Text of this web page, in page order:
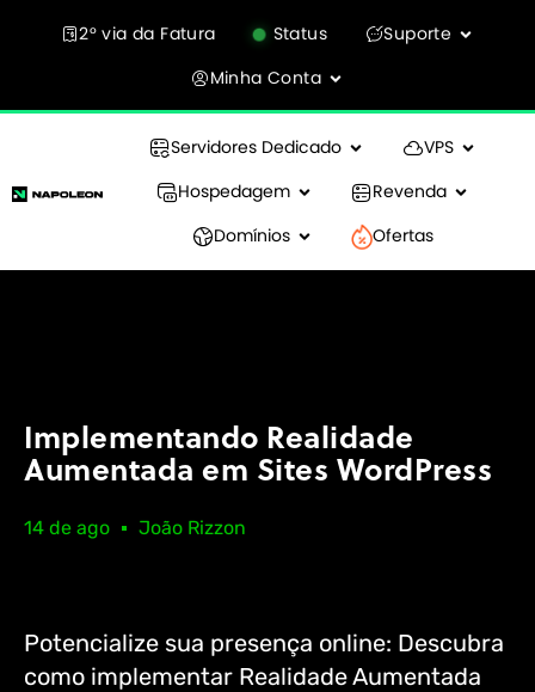
2° via da Fatura Status
Suporte
Minha Conta
Servidores Dedicado
VPS
Hospedagem
Revenda
Domínios
Ofertas
Implementando Realidade
Aumentada em Sites WordPress
14 de ago João Rizzon
Potencialize sua presença online: Descubra
como implementar Realidade Aumentada